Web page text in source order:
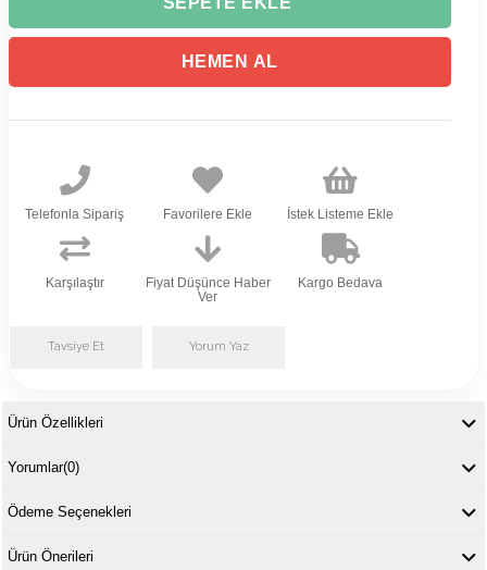
Telefonla Sipariş Favorilere Ekle İstek Listeme Ekle
Karşılaştır
Fiyat Düşünce Haber
Ver
Kargo Bedava
Tavsiye Et Yorum Yaz
Ürün Özellikleri
Yorumlar(0)
Ödeme Seçenekleri
Ürün Önerileri